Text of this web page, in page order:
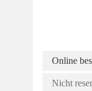
Online
Nicht